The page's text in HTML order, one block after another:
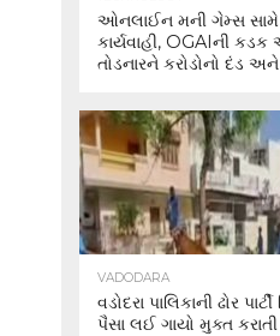
ઓનલાઈન મની ગેમ્સ સામે
કાર્યવાહી, OGAIની
તોડનારને કરોડોનો દંડ
VADODARA
વડોદરા પાલિકાની ઢોર
પૈસા લઈ ગાયો મુક્ત